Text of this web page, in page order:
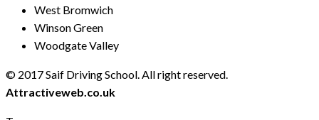
West Bromwich
Winson Green
Woodgate Valley
© 2017 Saif Driving School. All right reserved.
Attractiveweb.co.uk